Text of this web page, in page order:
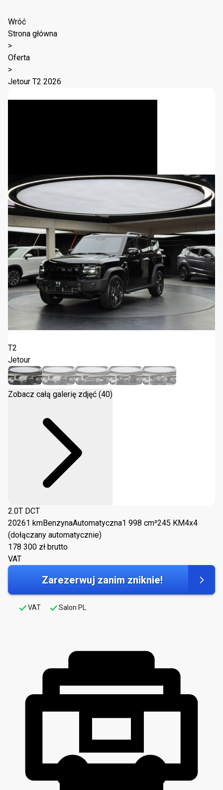
Wróć
Strona główna
>
Oferta
>
Jetour T2 2026
Jetour T2 2.0T DCT 2026
T2
Jetour
Zobacz całą galerię zdjęć (40)
2.0T DCT
20261 kmBenzynaAutomatyczna1 998 cm³245 KM4x4
(dołączany automatycznie)
178 300 zł brutto
VAT
Zarezerwuj zanim zniknie!
VAT Salon PL